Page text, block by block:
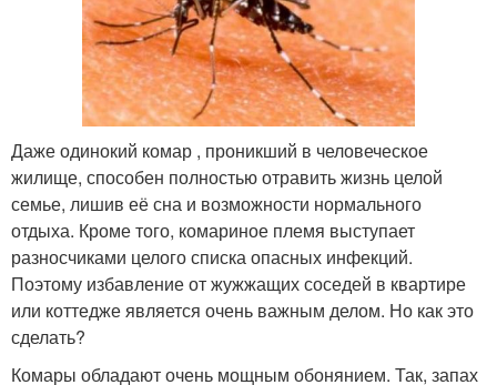
Даже одинокий комар , проникший в человеческое
жилище, способен полностью отравить жизнь целой
семье, лишив её сна и возможности нормального
отдыха. Кроме того, комариное племя выступает
разносчиками целого списка опасных инфекций.
Поэтому избавление от жужжащих соседей в квартире
или коттедже является очень важным делом. Но как это
сделать?
Комары обладают очень мощным обонянием. Так, запах